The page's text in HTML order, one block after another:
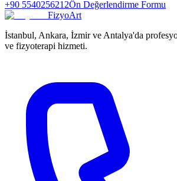
+90 5540256212Ön Değerlendirme Formu
FizyoArt
İstanbul, Ankara, İzmir ve Antalya'da
ve fizyoterapi hizmeti.